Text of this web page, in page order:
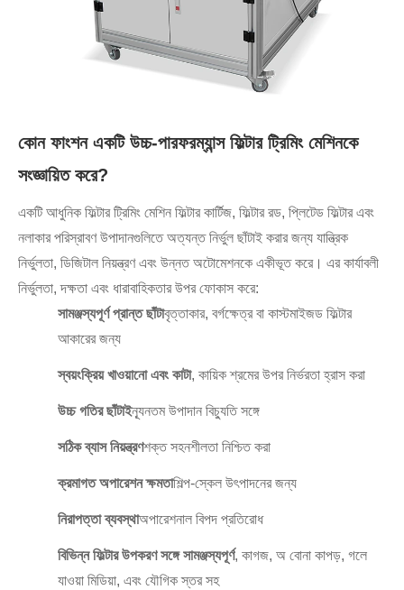
কোন ফাংশন একটি উচ্চ-পারফরম্যান্স ফিল্টার ট্রিমিং মেশিনকে
সংজ্ঞায়িত করে?
একটি আধুনিক ফিল্টার ট্রিমিং মেশিন ফিল্টার কার্টিজ, ফিল্টার রড, প্লিটেড ফিল্টার এবং
নলাকার পরিস্রাবণ উপাদানগুলিতে অত্যন্ত নির্ভুল ছাঁটাই করার জন্য যান্ত্রিক
নির্ভুলতা, ডিজিটাল নিয়ন্ত্রণ এবং উন্নত অটোমেশনকে একীভূত করে। এর কার্যাবলী
নির্ভুলতা, দক্ষতা এবং ধারাবাহিকতার উপর ফোকাস করে:
সামঞ্জস্যপূর্ণ প্রান্ত ছাঁটাবৃত্তাকার, বর্গক্ষেত্র বা কাস্টমাইজড ফিল্টার
আকারের জন্য
স্বয়ংক্রিয় খাওয়ানো এবং কাটা, কায়িক শ্রমের উপর নির্ভরতা হ্রাস করা
উচ্চ গতির ছাঁটাইন্যূনতম উপাদান বিচ্যুতি সঙ্গে
সঠিক ব্যাস নিয়ন্ত্রণশক্ত সহনশীলতা নিশ্চিত করা
ক্রমাগত অপারেশন ক্ষমতাশিল্প-স্কেল উৎপাদনের জন্য
নিরাপত্তা ব্যবস্থাঅপারেশনাল বিপদ প্রতিরোধ
বিভিন্ন ফিল্টার উপকরণ সঙ্গে সামঞ্জস্যপূর্ণ, কাগজ, অ বোনা কাপড়, গলে
যাওয়া মিডিয়া, এবং যৌগিক স্তর সহ